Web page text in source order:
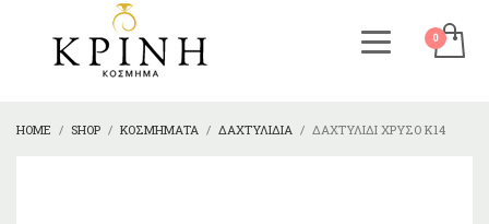
HOME SHOP ΚΟΣΜΉΜΑΤΑ ΔΑΧΤΥΛΊΔΙΑ ΔΑΧΤΥΛΊΔΙ ΧΡΥΣΌ Κ14